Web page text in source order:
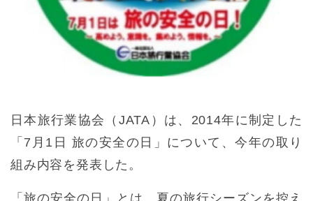
日本旅行業協会（JATA）は、2014年に制定した
「7月1日 旅の安全の日」について、今年の取り
組み内容を発表した。
「旅の安全の日」とは、夏の旅行シーズンを控え